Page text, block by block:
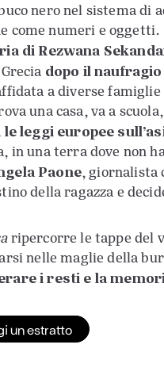
buco nero nel sistema
come numeri e oggetti.
di Rezwana
dopo il
a diverse
una casa, va a
le leggi europee
in una terra dove non
Paone, giornalista
della ragazza e
ripercorre le tappe del
nelle maglie della
i resti e la
un estratto